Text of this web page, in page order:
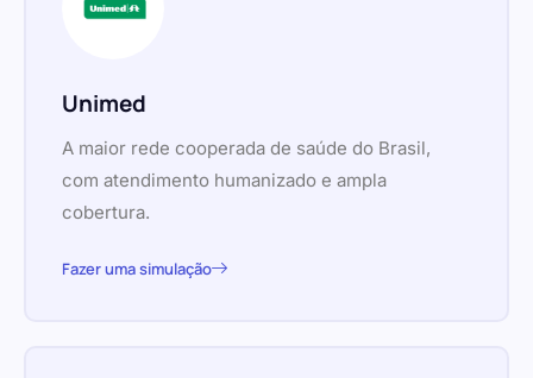
Unimed
A maior rede cooperada de saúde do Brasil,
com atendimento humanizado e ampla
cobertura.
Fazer uma simulação